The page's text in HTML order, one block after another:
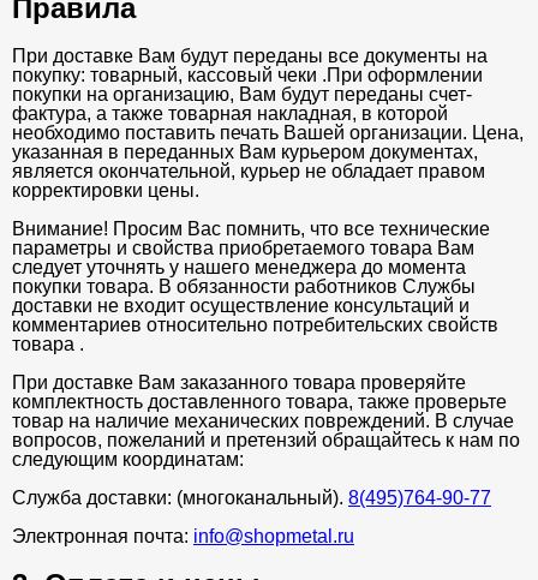
Правила
При доставке Вам будут переданы все документы на
покупку: товарный, кассовый чеки .При оформлении
покупки на организацию, Вам будут переданы счет-
фактура, а также товарная накладная, в которой
необходимо поставить печать Вашей организации. Цена,
указанная в переданных Вам курьером документах,
является окончательной, курьер не обладает правом
корректировки цены.
Внимание! Просим Вас помнить, что все технические
параметры и свойства приобретаемого товара Вам
следует уточнять у нашего менеджера до момента
покупки товара. В обязанности работников Службы
доставки не входит осуществление консультаций и
комментариев относительно потребительских свойств
товара .
При доставке Вам заказанного товара проверяйте
комплектность доставленного товара, также проверьте
товар на наличие механических повреждений. В случае
вопросов, пожеланий и претензий обращайтесь к нам по
следующим координатам:
Служба доставки: (многоканальный). 8(495)764-90-77
Электронная почта: info@shopmetal.ru